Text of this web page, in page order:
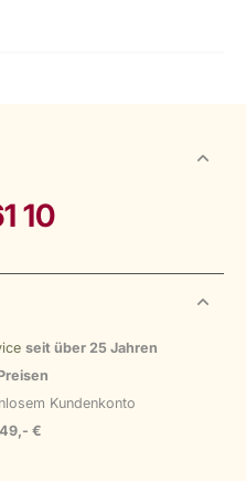
10
seit über 25 Jahren
Kundenkonto
€